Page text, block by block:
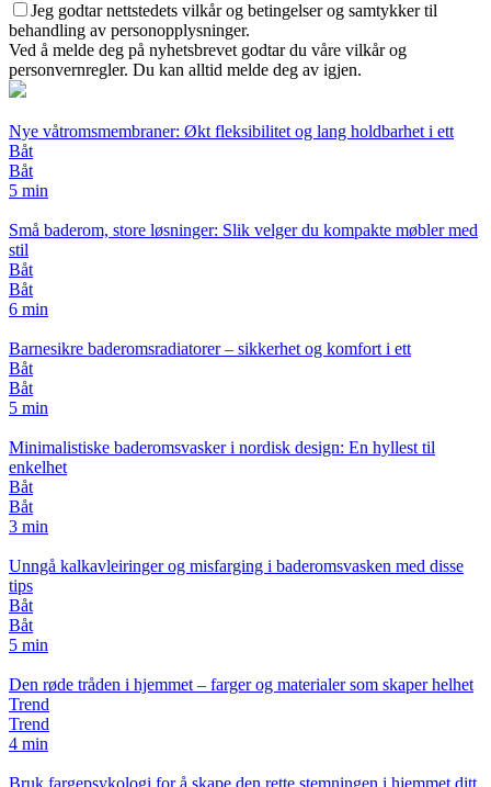
Jeg godtar nettstedets vilkår og betingelser og samtykker til
behandling av personopplysninger.
Ved å melde deg på nyhetsbrevet godtar du våre vilkår og
personvernregler. Du kan alltid melde deg av igjen.
Nye våtromsmembraner: Økt fleksibilitet og lang holdbarhet i ett
Båt
Båt
5 min
Små baderom, store løsninger: Slik velger du kompakte møbler med
stil
Båt
Båt
6 min
Barnesikre baderomsradiatorer – sikkerhet og komfort i ett
Båt
Båt
5 min
Minimalistiske baderomsvasker i nordisk design: En hyllest til
enkelhet
Båt
Båt
3 min
Unngå kalkavleiringer og misfarging i baderomsvasken med disse
tips
Båt
Båt
5 min
Den røde tråden i hjemmet – farger og materialer som skaper helhet
Trend
Trend
4 min